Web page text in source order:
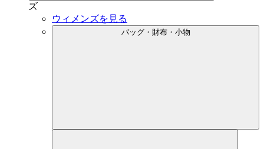
ズ
ウィメンズを見る
バッグ・財布・小物